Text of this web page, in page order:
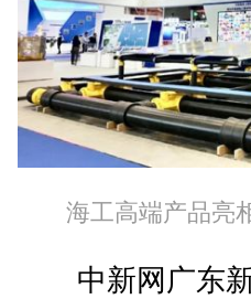
海工高端产品亮
中新网广东新